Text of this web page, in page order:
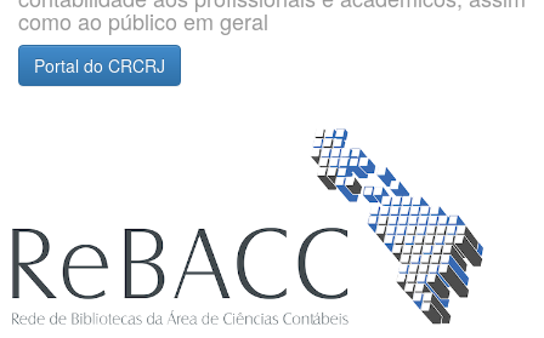
como ao público em geral
Portal do CRCRJ